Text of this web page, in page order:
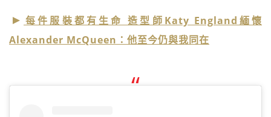
每件服裝都有生命 造型師Katy England緬懷
Alexander McQueen：他至今仍與我同在